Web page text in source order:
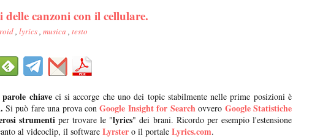
canzoni con il cellulare.
, lyrics, musica , testo
chiaveci si accorge che uno dei topic stabilmente nelle prime posizioni è
Si può fare una prova conGoogle Insight for Searchovvero Google Statistiche
strumentiper trovare le "lyrics" dei brani. Ricordo per esempio l'estensione
al videoclip, il software Lyrster o il portale Lyrics.com.